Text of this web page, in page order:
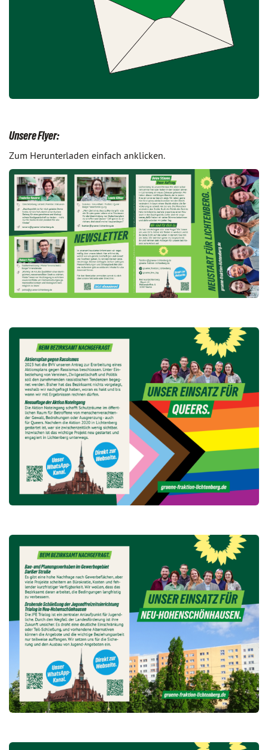
Unsere Flyer:
Zum Herunterladen einfach anklicken.